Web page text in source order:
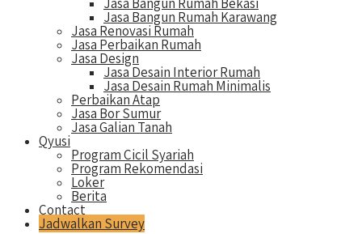
Jasa Bangun Rumah Karawang
Jasa Renovasi Rumah
Jasa Perbaikan Rumah
Jasa Design
Jasa Desain Interior Rumah
Jasa Desain Rumah Minimalis
Perbaikan Atap
Jasa Bor Sumur
Jasa Galian Tanah
Qyusi
Program Cicil Syariah
Program Rekomendasi
Loker
Berita
Contact
Jadwalkan Survey